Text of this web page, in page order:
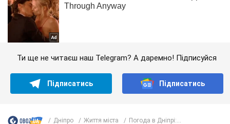
Ти ще не читаєш наш Telegram? А даремно! Підписуйся
Підписатись Підписатись
Дніпро Життя міста Погода в Дніпрі:...